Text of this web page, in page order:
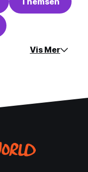
Vis Mer